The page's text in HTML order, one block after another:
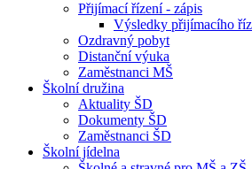
Přijímací řízení - zápis
Výsledky přijímacího
Ozdravný pobyt
Distanční výuka
Zaměstnanci MŠ
Školní družina
Aktuality ŠD
Dokumenty ŠD
Zaměstnanci ŠD
Školní jídelna